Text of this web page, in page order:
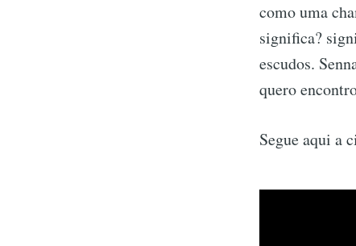
como uma
significa?
escudos.
quero
Segue aqui a